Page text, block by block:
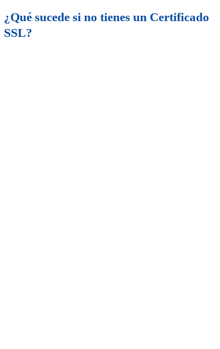
¿Qué sucede si no tienes un Certificado
SSL?